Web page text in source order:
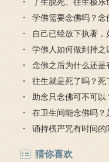
了生脱死、往生极乐
学佛需要念佛吗？念
自己已经放下执著，
学佛人如何做到持之
念佛之后为什么还是
往生就是死了吗？死
助念只念佛可不可
间？
在卫生间能念佛吗？
好？
诵持楞严咒有时间的
猜你喜欢